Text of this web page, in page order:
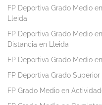
FP Deportiva Grado Medio
Lleida
FP Deportiva Grado Medio
Distancia en Lleida
FP Deportiva Grado Medio
FP Deportiva Grado
FP Grado Medio en